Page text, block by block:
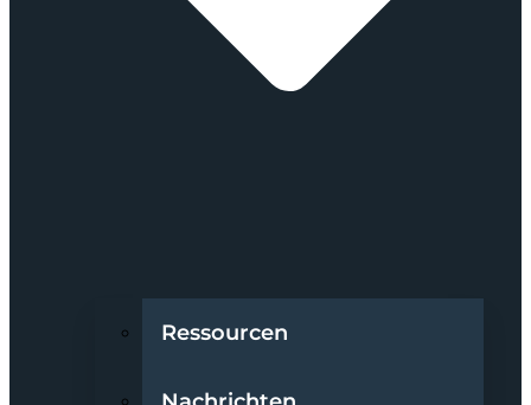
Ressourcen